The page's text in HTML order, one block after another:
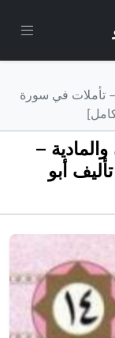
– تأملات في سورة
–
تأملات في سورة الكهف PDF تأليف أبو